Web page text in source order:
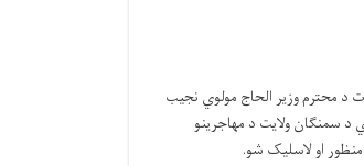
د محترم وزیر الحاج مولوي نجیب
د سمنګان ولایت د مهاجرینو
او لاسلیک شو.